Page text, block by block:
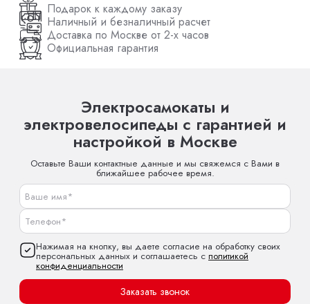
Подарок к каждому заказу
Наличный и безналичный расчет
Доставка по Москве от 2-х часов
Официальная гарантия
Электросамокаты и
электровелосипеды с гарантией и
настройкой в Москве
Оставьте Ваши контактные данные и мы свяжемся с Вами в
ближайшее рабочее время.
Нажимая на кнопку, вы даете согласие на обработку своих
персональных данных и соглашаетесь с политикой
конфиденциальности
Заказать звонок